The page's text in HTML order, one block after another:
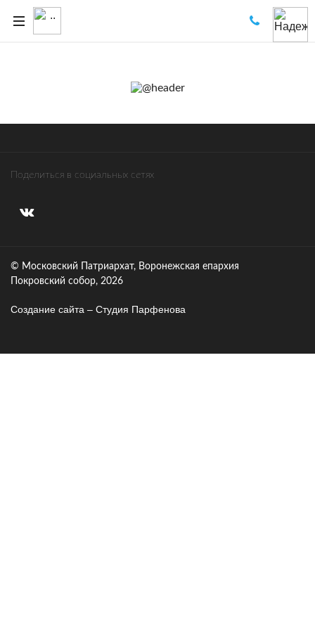
Поделиться в социальных сетях
© Московский Патриархат, Воронежcкая епархия
Покровский собор, 2026
Создание сайта – Cтудия Парфенова